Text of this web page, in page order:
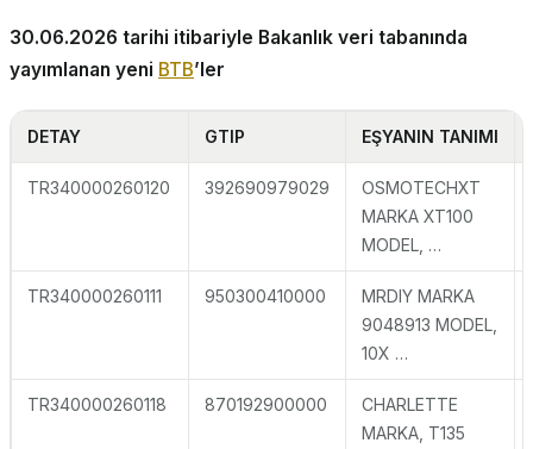
30.06.2026 tarihi itibariyle Bakanlık veri tabanında
yayımlanan yeni BTB’ler
DETAY GTIP EŞYANIN TANIMI
TR340000260120 392690979029
OSMOTECHXT
MARKA XT100
MODEL, …
TR340000260111 950300410000
MRDIY MARKA
9048913 MODEL,
10X …
TR340000260118 870192900000
CHARLETTE
MARKA, T135